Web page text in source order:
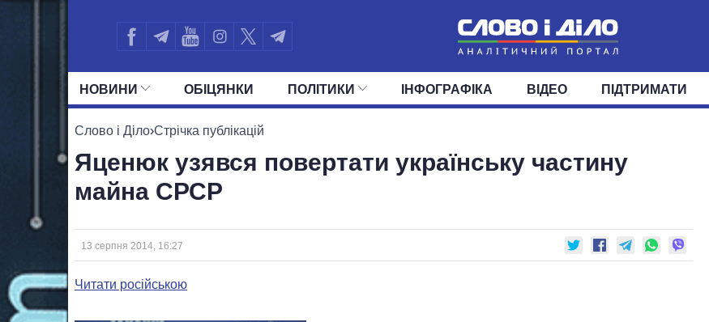
НОВИНИ
ПОЛІТИКА ЕКОНОМІКА СУСПІЛЬСТВО
ОБIЦЯНКИ ПОЛIТИКИ
УСІ ПОЛІТИКИ
ДЕПУТАТИ КОМІТЕТИ ФРАКЦІЇ ОКРУГИ
ІНФОГРАФІКА ВІДЕО ПІДТРИМАТИ
Слово і Діло›Стрічка публікацій
Яценюк узявся повертати українську частину
майна СРСР
13 серпня 2014, 16:27
Читати російською